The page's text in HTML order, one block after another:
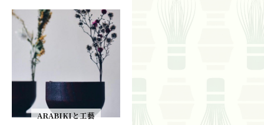
ARABIKIと工藝